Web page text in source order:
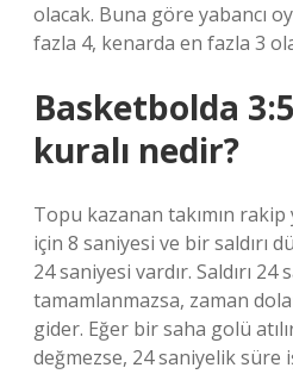
olacak. Buna göre yabancı
fazla 4, kenarda en fazla 3
Basketbolda
kuralı nedir?
Topu kazanan takımın rakip
için 8 saniyesi ve bir saldırı
24 saniyesi vardır. Saldırı 24
tamamlanmazsa, zaman
gider. Eğer bir saha golü
değmezse, 24 saniyelik süre